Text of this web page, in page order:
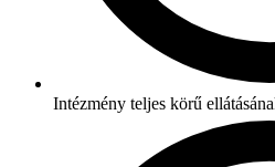
Intézmény teljes körű